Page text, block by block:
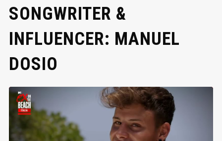
SONGWRITER &
INFLUENCER: MANUEL
DOSIO